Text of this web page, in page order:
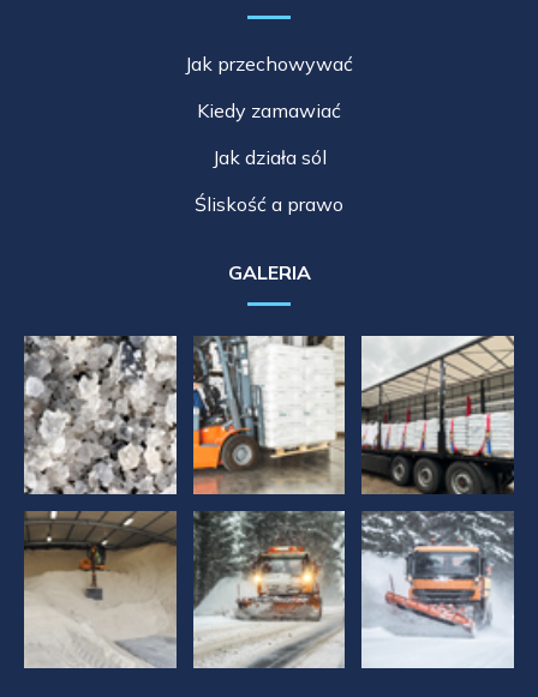
Jak przechowywać
Kiedy zamawiać
Jak działa sól
Śliskość a prawo
GALERIA